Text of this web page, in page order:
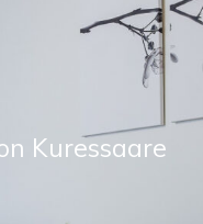
Kuressaare